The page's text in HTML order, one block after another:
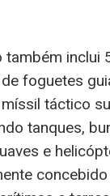
inclui
foguetes
táctico
tanques,
e